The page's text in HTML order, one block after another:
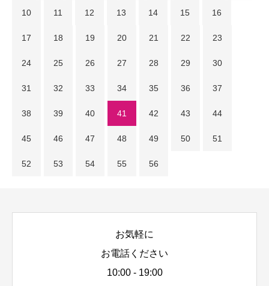
10 11 12 13 14 15 16
17 18 19 20 21 22 23
24 25 26 27 28 29 30
31 32 33 34 35 36 37
38 39 40 41 42 43 44
45 46 47 48 49 50 51
52 53 54 55 56
お気軽に
お電話ください
10:00 - 19:00